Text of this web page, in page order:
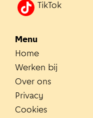
TikTok
Menu
Home
Werken bij
Over ons
Privacy
Cookies